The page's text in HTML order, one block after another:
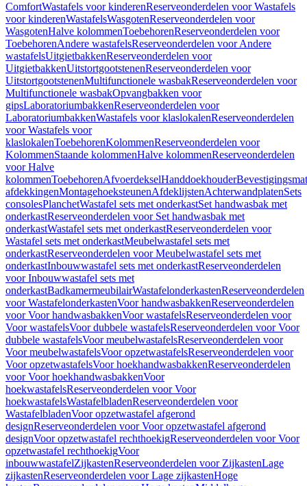
ComfortWastafels voor kinderenReserveonderdelen voor Wastafels
voor kinderenWastafelsWasgotenReserveonderdelen voor
WasgotenHalve kolommenToebehorenReserveonderdelen voor
ToebehorenAndere wastafelsReserveonderdelen voor Andere
wastafelsUitgietbakkenReserveonderdelen voor
UitgietbakkenUitstortgootstenenReserveonderdelen voor
UitstortgootstenenMultifunctionele wasbakReserveonderdelen voor
Multifunctionele wasbakOpvangbakken voor
gipsLaboratoriumbakkenReserveonderdelen voor
LaboratoriumbakkenWastafels voor klaslokalenReserveonderdelen
voor Wastafels voor
klaslokalenToebehorenKolommenReserveonderdelen voor
KolommenStaande kolommenHalve kolommenReserveonderdelen
voor Halve
kolommenToebehorenAfvoerdekselHanddoekhouder
afdekkingenMontagehoeksteunenAfdeklijstenAchterwandplatenSets
consolesPlanchetWastafel sets met onderkastSet handwasbak met
onderkastReserveonderdelen voor Set handwasbak met
onderkastWastafel sets met onderkastReserveonderdelen voor
Wastafel sets met onderkastMeubelwastafel sets met
onderkastReserveonderdelen voor Meubelwastafel sets met
onderkastInbouwwastafel sets met onderkastReserveonderdelen
voor Inbouwwastafel sets met
onderkastBadkamermeubilairWastafelonderkastenReserveonderdelen
voor WastafelonderkastenVoor handwasbakkenReserveonderdelen
voor Voor handwasbakkenVoor wastafelsReserveonderdelen voor
Voor wastafelsVoor dubbele wastafelsReserveonderdelen voor Voor
dubbele wastafelsVoor meubelwastafelsReserveonderdelen voor
Voor meubelwastafelsVoor opzetwastafelsReserveonderdelen voor
Voor opzetwastafelsVoor hoekhandwasbakkenReserveonderdelen
voor Voor hoekhandwasbakkenVoor
hoekwastafelsReserveonderdelen voor Voor
hoekwastafelsWastafelbladenReserveonderdelen voor
WastafelbladenVoor opzetwastafel afgerond
designReserveonderdelen voor Voor opzetwastafel afgerond
designVoor opzetwastafel rechthoekigReserveonderdelen voor Voor
opzetwastafel rechthoekigVoor
inbouwwastafelZijkastenReserveonderdelen voor ZijkastenLage
zijkastenReserveonderdelen voor Lage zijkastenHoge